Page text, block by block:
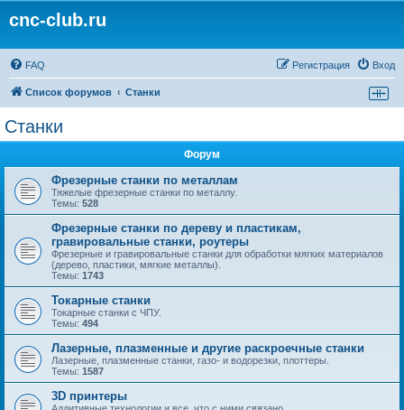
cnc-club.ru
FAQ Вход
Регистрация
Список форумов Станки
Станки
Форум
Фрезерные станки по металлам
Тяжелые фрезерные станки по металлу.
Темы: 528
Фрезерные станки по дереву и пластикам,
гравировальные станки, роутеры
Фрезерные и гравировальные станки для обработки мягких материалов
(дерево, пластики, мягкие металлы).
Темы: 1743
Токарные станки
Токарные станки с ЧПУ.
Темы: 494
Лазерные, плазменные и другие раскроечные станки
Лазерные, плазменные станки, газо- и водорезки, плоттеры.
Темы: 1587
3D принтеры